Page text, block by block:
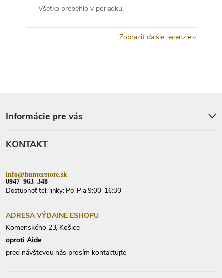
Všetko prebehlo v poriadku.
Zobraziť ďalšie recenzie
Informácie pre vás
KONTAKT
info@hunterstore.sk
0947 963 348
Dostupnoť tel. linky: Po-Pia 9:00-16:30
ADRESA VÝDAJNE ESHOPU
Komenského 23, Košice
oproti Aide
pred návštevou nás prosím kontaktujte